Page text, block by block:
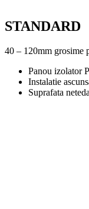
STANDARD
40 – 120mm grosime
Panou izolator
Instalatie
Suprafata